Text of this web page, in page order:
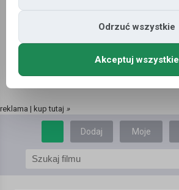
reklama | kup tutaj »
Dodaj Moje
Odrzuć wszystkie
Akceptuj wszystkie